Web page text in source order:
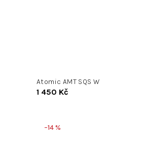
Atomic AMT SQS W
1 450 Kč
–14 %